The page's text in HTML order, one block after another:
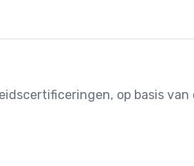
op basis